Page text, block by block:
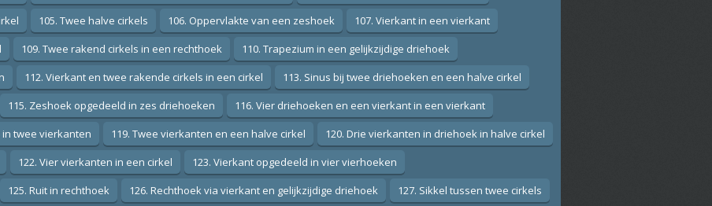
105. Twee halve cirkels 106. Oppervlakte van een zeshoek
107. Vierkant in een vierkant
109. Twee rakend cirkels in een rechthoek
110. Trapezium in een gelijkzijdige driehoek
112. Vierkant en twee rakende cirkels in een cirkel
113. Sinus bij twee driehoeken en een halve cirkel
115. Zeshoek opgedeeld in zes driehoeken
116. Vier driehoeken en een vierkant in een vierkant
in twee vierkanten 119. Twee vierkanten en een halve cirkel
120. Drie vierkanten in driehoek in halve cirkel
122. Vier vierkanten in een cirkel
123. Vierkant opgedeeld in vier vierhoeken
125. Ruit in rechthoek 126. Rechthoek via vierkant en gelijkzijdige driehoek
127. Sikkel tussen twee cirkels